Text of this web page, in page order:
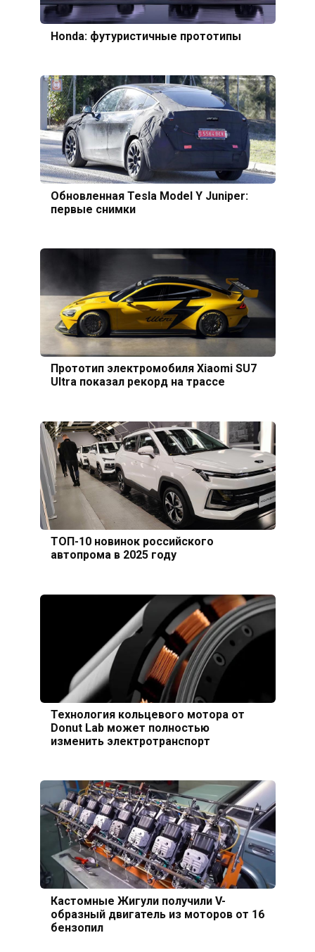
Honda: футуристичные прототипы
Обновленная Tesla Model Y Juniper:
первые снимки
Прототип электромобиля Xiaomi SU7
Ultra показал рекорд на трассе
ТОП-10 новинок российского
автопрома в 2025 году
Технология кольцевого мотора от
Donut Lab может полностью
изменить электротранспорт
Кастомные Жигули получили V-
образный двигатель из моторов от 16
бензопил